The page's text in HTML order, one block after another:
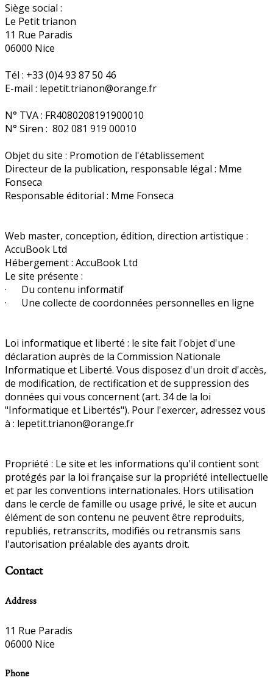
Siège social :
Le Petit trianon
11 Rue Paradis
06000 Nice
Tél : +33 (0)4 93 87 50 46
E-mail : lepetit.trianon@orange.fr
N° TVA : FR4080208191900010
N° Siren : 802 081 919 00010
Objet du site : Promotion de l'établissement
Directeur de la publication, responsable légal : Mme
Fonseca
Responsable éditorial : Mme Fonseca
Web master, conception, édition, direction artistique :
AccuBook Ltd
Hébergement : AccuBook Ltd
Le site présente :
· Du contenu informatif
· Une collecte de coordonnées personnelles en ligne
Loi informatique et liberté : le site fait l'objet d'une
déclaration auprès de la Commission Nationale
Informatique et Liberté. Vous disposez d'un droit d'accès,
de modification, de rectification et de suppression des
données qui vous concernent (art. 34 de la loi
"Informatique et Libertés"). Pour l'exercer, adressez vous
à : lepetit.trianon@orange.fr
Propriété : Le site et les informations qu'il contient sont
protégés par la loi française sur la propriété intellectuelle
et par les conventions internationales. Hors utilisation
dans le cercle de famille ou usage privé, le site et aucun
élément de son contenu ne peuvent être reproduits,
republiés, retranscrits, modifiés ou retransmis sans
l'autorisation préalable des ayants droit.
Contact
Address
11 Rue Paradis
06000 Nice
Phone